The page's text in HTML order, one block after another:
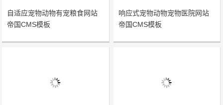
自适应宠物动物有宠粮食网站
帝国CMS模板
响应式宠物动物宠物医院网站
帝国CMS模板